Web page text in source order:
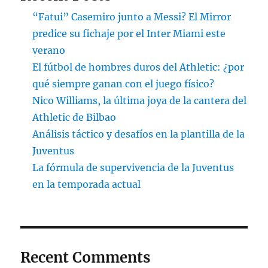
“Fatui” Casemiro junto a Messi? El Mirror
predice su fichaje por el Inter Miami este
verano
El fútbol de hombres duros del Athletic: ¿por
qué siempre ganan con el juego físico?
Nico Williams, la última joya de la cantera del
Athletic de Bilbao
Análisis táctico y desafíos en la plantilla de la
Juventus
La fórmula de supervivencia de la Juventus
en la temporada actual
Recent Comments